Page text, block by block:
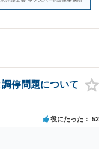
停問題について
役にたった 52